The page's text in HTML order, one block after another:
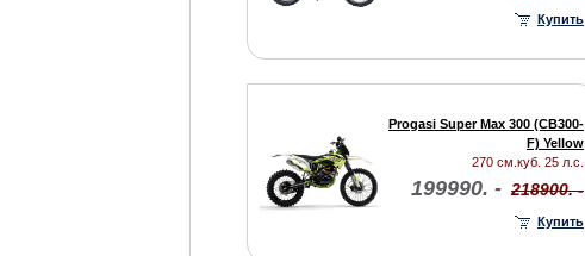
Купить
Progasi Super Max 300 (CB300-
F) Yellow
270 см.куб. 25 л.с.
199990. - 218900. -
Купить